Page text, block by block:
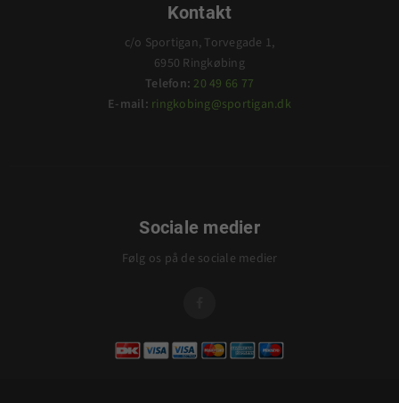
Kontakt
c/o Sportigan, Torvegade 1,
6950 Ringkøbing
Telefon: 20 49 66 77
E-mail: ringkobing@sportigan.dk
Sociale medier
Følg os på de sociale medier